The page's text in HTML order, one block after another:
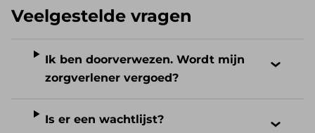
Veelgestelde vragen
Ik ben doorverwezen. Wordt mijn
zorgverlener vergoed?
Is er een wachtlijst?